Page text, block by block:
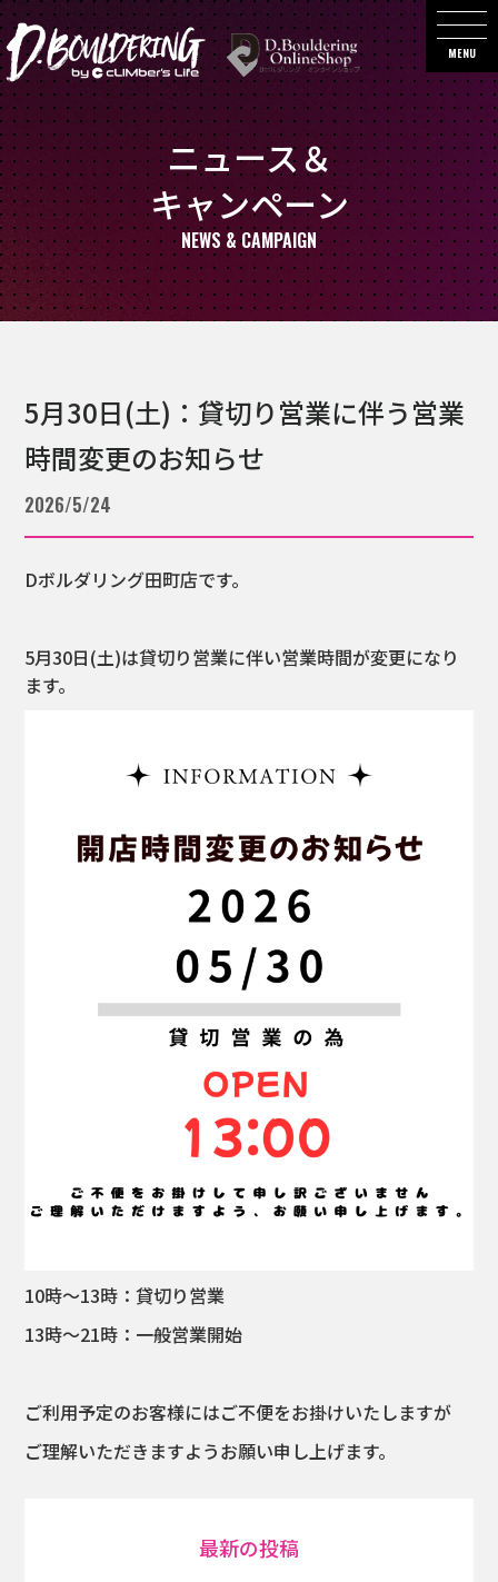
MENU
ニュース＆
キャンペーン
NEWS & CAMPAIGN
5月30日(土)：貸切り営業に伴う営業
時間変更のお知らせ
2026/5/24
Dボルダリング田町店です。
5月30日(土)は貸切り営業に伴い営業時間が変更になり
ます。
10時～13時：貸切り営業
13時～21時：一般営業開始
ご利用予定のお客様にはご不便をお掛けいたしますが
ご理解いただきますようお願い申し上げます。
最新の投稿